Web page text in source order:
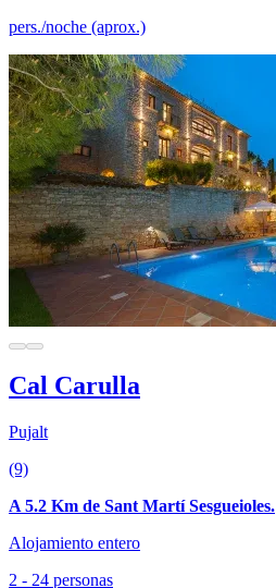
pers./noche (aprox.)
Cal Carulla
Pujalt
(9)
A 5.2 Km de Sant Martí Sesgueioles.
Alojamiento entero
2 - 24 personas